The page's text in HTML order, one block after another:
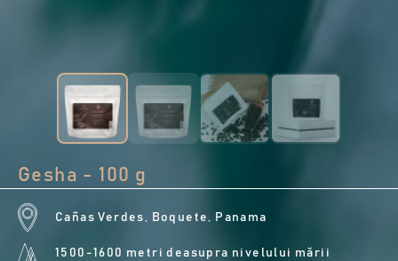
Gesha - 100 g
Cañas Verdes, Boquete, Panama
1500-1600 metri deasupra nivelului mării